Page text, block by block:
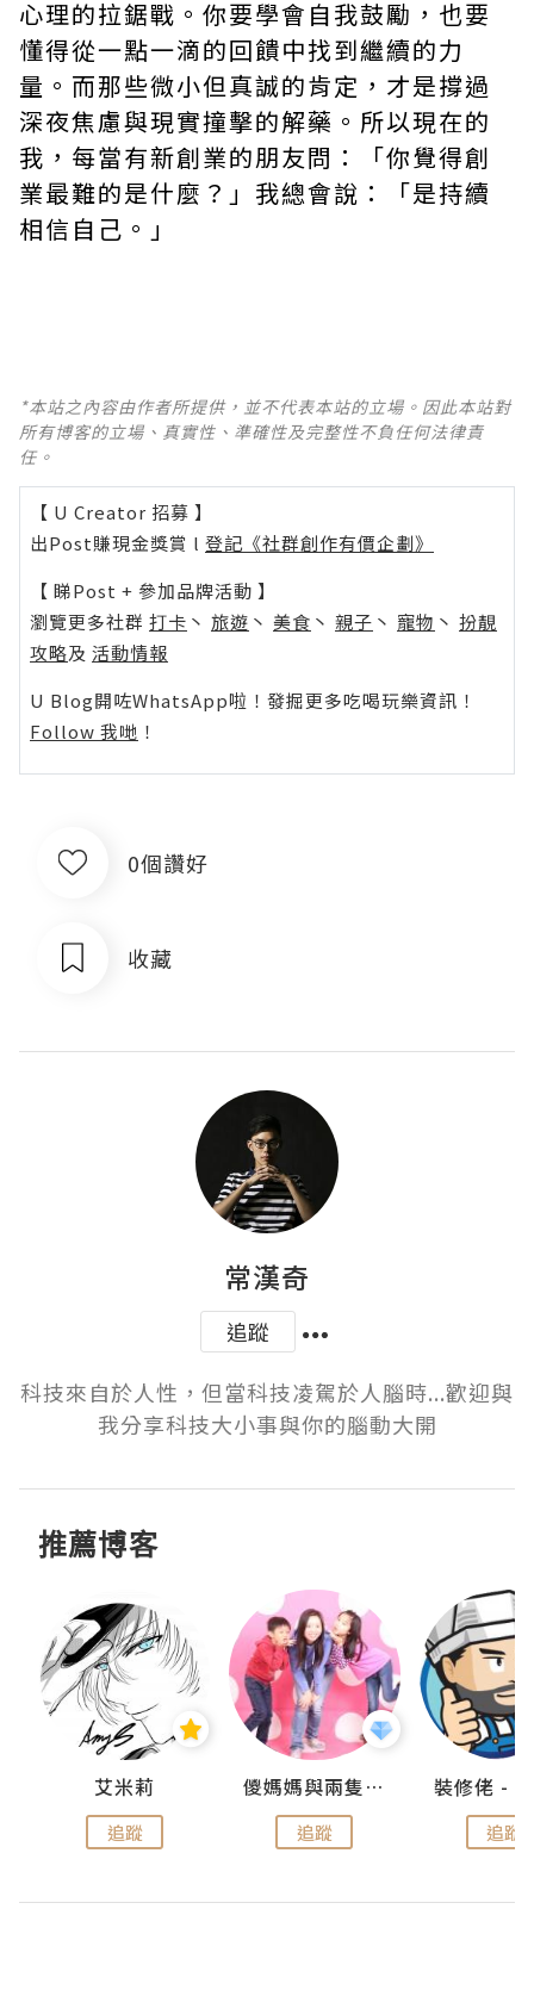
心理的拉鋸戰。你要學會自我鼓勵，也要
懂得從一點一滴的回饋中找到繼續的力
量。而那些微小但真誠的肯定，才是撐過
深夜焦慮與現實撞擊的解藥。所以現在的
我，每當有新創業的朋友問：「你覺得創
業最難的是什麼？」我總會說：「是持續
相信自己。」
*本站之內容由作者所提供，並不代表本站的立場。因此本站對
所有博客的立場、真實性、準確性及完整性不負任何法律責
任。
【 U Creator 招募 】
出Post賺現金獎賞 l 登記《社群創作有價企劃》
【 睇Post + 參加品牌活動 】
瀏覽更多社群 打卡 丶 旅遊 丶 美食 丶 親子 丶 寵物 丶 扮靚
攻略及 活動情報
U Blog開咗WhatsApp啦！發掘更多吃喝玩樂資訊！
Follow 我哋 ！
0個讚好
收藏
常漢奇
追蹤
科技來自於人性，但當科技凌駕於人腦時...歡迎與
我分享科技大小事與你的腦動大開
推薦博客
艾米莉
追蹤
儍媽媽與兩隻小魔怪之家
追蹤 追蹤